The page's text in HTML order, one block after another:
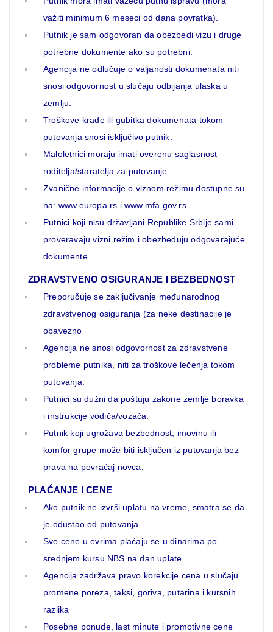
važiti minimum 6 meseci od dana povratka).
Putnik je sam odgovoran da obezbedi vizu i druge
potrebne dokumente ako su potrebni.
Agencija ne odlučuje o valjanosti dokumenata niti
snosi odgovornost u slučaju odbijanja ulaska u
zemlju.
Troškove krađe ili gubitka dokumenata tokom
putovanja snosi isključivo putnik.
Maloletnici moraju imati overenu saglasnost
roditelja/staratelja za putovanje.
Zvanične informacije o viznom režimu dostupne su
na: www.europa.rs i www.mfa.gov.rs.
Putnici koji nisu državljani Republike Srbije sami
proveravaju vizni režim i obezbeđuju odgovarajuće
dokumente
ZDRAVSTVENO OSIGURANJE I BEZBEDNOST
Preporučuje se zaključivanje međunarodnog
zdravstvenog osiguranja (za neke destinacije je
obavezno
Agencija ne snosi odgovornost za zdravstvene
probleme putnika, niti za troškove lečenja tokom
putovanja.
Putnici su dužni da poštuju zakone zemlje boravka
i instrukcije vodiča/vozača.
Putnik koji ugrožava bezbednost, imovinu ili
komfor grupe može biti isključen iz putovanja bez
prava na povraćaj novca.
PLAĆANJE I CENE
Ako putnik ne izvrši uplatu na vreme, smatra se da
je odustao od putovanja
Sve cene u evrima plaćaju se u dinarima po
srednjem kursu NBS na dan uplate
Agencija zadržava pravo korekcije cena u slučaju
promene poreza, taksi, goriva, putarina i kursnih
razlika
Posebne ponude, last minute i promotivne cene